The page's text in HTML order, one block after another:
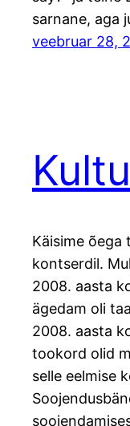
sarnane, aga
veebruar 28,
Käisime õega
kontserdil.
2008. aasta
ägedam oli
2008. aasta
tookord olid
selle eelmise